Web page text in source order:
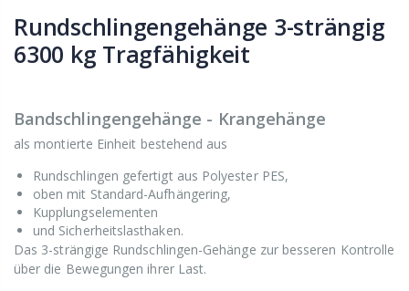
Rundschlingengehänge 3-strängig
6300 kg Tragfähigkeit
Bandschlingengehänge - Krangehänge
als montierte Einheit bestehend aus
Rundschlingen gefertigt aus Polyester PES,
oben mit Standard-Aufhängering,
Kupplungselementen
und Sicherheitslasthaken.
Das 3-strängige Rundschlingen-Gehänge zur besseren Kontrolle
über die Bewegungen ihrer Last.